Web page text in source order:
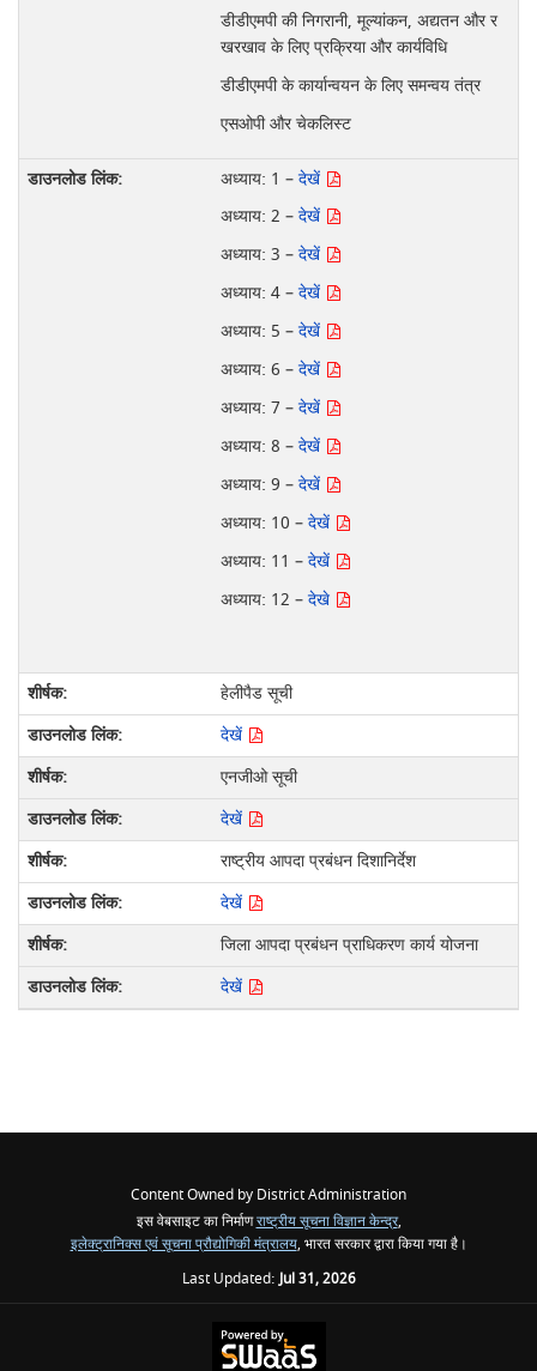
डीडीएमपी की निगरानी, मूल्यांकन, अद्यतन और र
खरखाव के लिए प्रक्रिया और कार्यविधि
डीडीएमपी के कार्यान्वयन के लिए समन्वय तंत्र
एसओपी और चेकलिस्ट
अध्याय: 1 –देखें
अध्याय: 2 –देखें
अध्याय: 3 –देखें
अध्याय: 4 –देखें
अध्याय: 5 –देखें
अध्याय: 6 –देखें
अध्याय: 7 –देखें
अध्याय: 8 –देखें
अध्याय: 9 –देखें
अध्याय: 10 –देखें
अध्याय: 11 –देखें
अध्याय: 12 –देखे
हेलीपैड सूची
देखें
एनजीओ सूची
देखें
राष्ट्रीय आपदा प्रबंधन दिशानिर्देश
देखें
जिला आपदा प्रबंधन प्राधिकरण कार्य योजना
देखें
Content Owned by District Administration
इस वेबसाइट का निर्माणराष्ट्रीय सूचना विज्ञान केन्द्र,
इलेक्ट्रानिक्स एवं सूचना प्रौद्योगिकी मंत्रालय, भारत सरकार द्वारा किया गया है।
Last Updated:Jul 31, 2026